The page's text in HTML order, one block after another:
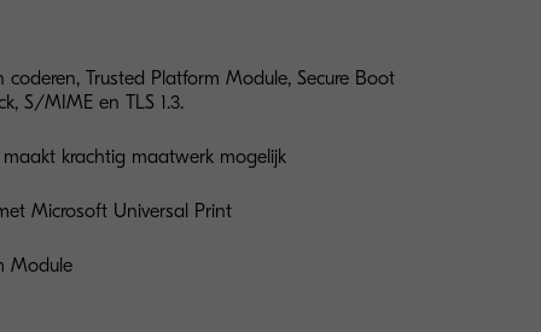
coderen, Trusted Platform Module, Secure Boot
S/MIME en TLS 1.3.
krachtig maatwerk mogelijk
Microsoft Universal Print
Module